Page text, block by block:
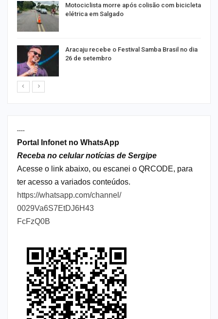
Motociclista morre após colisão com bicicleta
elétrica em Salgado
Aracaju recebe o Festival Samba Brasil no dia
26 de setembro
----
Portal Infonet no WhatsApp
Receba no celular notícias de Sergipe
Acesse o link abaixo, ou escanei o QRCODE, para
ter acesso a variados conteúdos.
https://whatsapp.com/channel/
0029Va6S7EtDJ6H43
FcFzQ0B